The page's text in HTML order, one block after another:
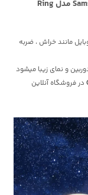
مزایا و معایب گلس لنز دوربین Samsung Galaxy A36 مدل Ring
مانند خراش ، ضربه
و نمای زیبا میشود
در فروشگاه آنلاین